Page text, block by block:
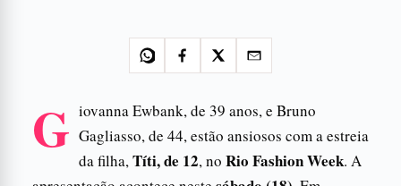
G iovanna Ewbank, de 39 anos, e Bruno
Gagliasso, de 44, estão ansiosos com a estreia
da filha,Títi, de 12, no Rio Fashion Week. A